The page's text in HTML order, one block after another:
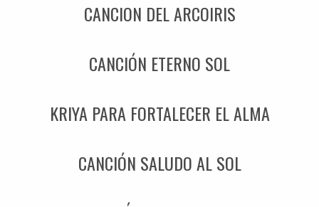
CANCION DEL ARCOIRIS
CANCIÓN ETERNO SOL
KRIYA PARA FORTALECER EL ALMA
CANCIÓN SALUDO AL SOL